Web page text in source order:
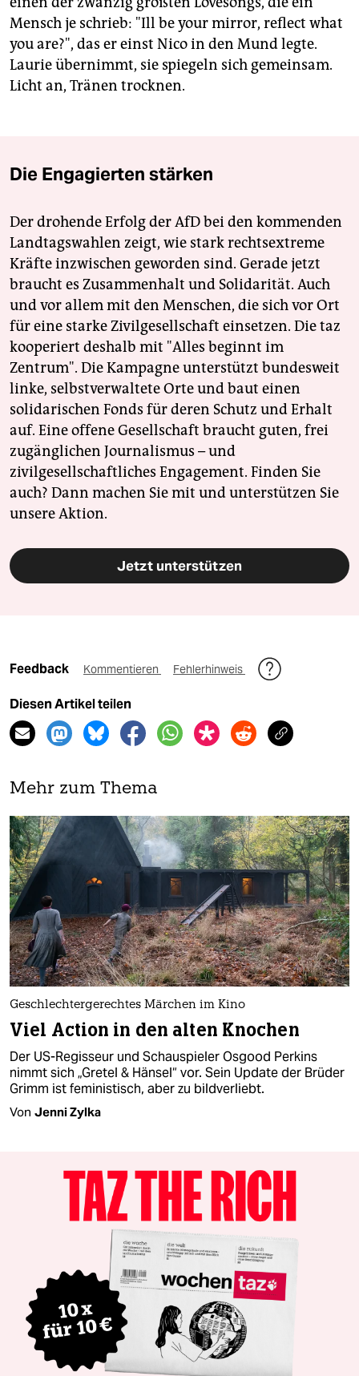
Mensch je schrieb: "Ill be your mirror, reflect what
you are?", das er einst Nico in den Mund legte.
Laurie übernimmt, sie spiegeln sich gemeinsam.
Licht an, Tränen trocknen.
Die Engagierten stärken
Der drohende Erfolg der AfD bei den kommenden
Landtagswahlen zeigt, wie stark rechtsextreme
Kräfte inzwischen geworden sind. Gerade jetzt
braucht es Zusammenhalt und Solidarität. Auch
und vor allem mit den Menschen, die sich vor Ort
für eine starke Zivilgesellschaft einsetzen. Die taz
kooperiert deshalb mit "Alles beginnt im
Zentrum". Die Kampagne unterstützt bundesweit
linke, selbstverwaltete Orte und baut einen
solidarischen Fonds für deren Schutz und Erhalt
auf. Eine offene Gesellschaft braucht guten, frei
zugänglichen Journalismus – und
zivilgesellschaftliches Engagement. Finden Sie
auch? Dann machen Sie mit und unterstützen Sie
unsere Aktion.
Jetzt unterstützen
Feedback Kommentieren Fehlerhinweis
Diesen Artikel teilen
Mehr zum Thema
Geschlechtergerechtes Märchen im Kino
Viel Action in den alten Knochen
Der US-Regisseur und Schauspieler Osgood Perkins
nimmt sich „Gretel & Hänsel“ vor. Sein Update der Brüder
Grimm ist feministisch, aber zu bildverliebt.
Von Jenni Zylka